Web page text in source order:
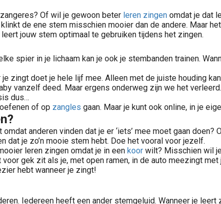
Of wil je gewoon beter leren zingen omdat je dat
de ene stem misschien mooier dan de andere. Maar
jouw stem optimaal te gebruiken tijdens het zingen.
spier in je lichaam kan je ook je stembanden trainen.
zingt doet je hele lijf mee. Alleen met de juiste houding
vanzelf deed. Maar ergens onderweg zijn we het
dus…
of op zangles gaan. Maar je kunt ook online, in je
anderen vinden dat je er ‘iets’ mee moet gaan
dat je zo’n mooie stem hebt. Doe het vooral voor jezelf.
leren zingen omdat je in een koor wilt? Misschien wil
gek zit als je, met open ramen, in de auto meezingt
hebt wanneer je zingt!
Iedereen heeft een ander stemgeluid. Wanneer je